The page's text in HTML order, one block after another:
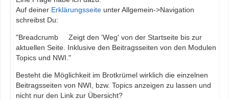
Auf deiner Erklärungsseite unter Allgemein->Navigation
schreibst Du:
"Breadcrumb Zeigt den 'Weg' von der Startseite bis zur
aktuellen Seite. Inklusive den Beitragsseiten von den Modulen
Topics und NWI."
Besteht die Möglichkeit im Brotkrümel wirklich die einzelnen
Beitragsseiten von NWI, bzw. Topics anzeigen zu lassen und
nicht nur den Link zur Übersicht?